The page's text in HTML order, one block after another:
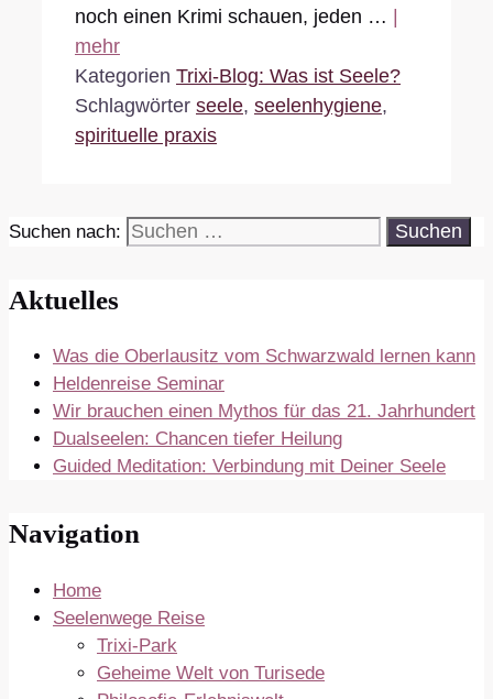
noch einen Krimi schauen, jeden … |
mehr
Kategorien Trixi-Blog: Was ist Seele?
Schlagwörter seele, seelenhygiene,
spirituelle praxis
Suchen nach:
Aktuelles
Was die Oberlausitz vom Schwarzwald lernen kann
Heldenreise Seminar
Wir brauchen einen Mythos für das 21. Jahrhundert
Dualseelen: Chancen tiefer Heilung
Guided Meditation: Verbindung mit Deiner Seele
Navigation
Home
Seelenwege Reise
Trixi-Park
Geheime Welt von Turisede